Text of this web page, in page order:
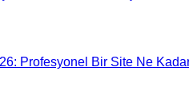
Profesyonel Bir Site Ne